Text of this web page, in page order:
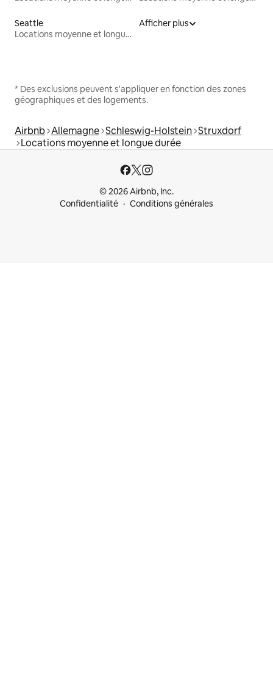
Seattle
Locations moyenne et longue durée
Afficher plus
* Des exclusions peuvent s'appliquer en fonction des zones
géographiques et des logements.
Airbnb Allemagne Schleswig-Holstein Struxdorf
Locations moyenne et longue durée
© 2026 Airbnb, Inc.
Confidentialité
Conditions générales